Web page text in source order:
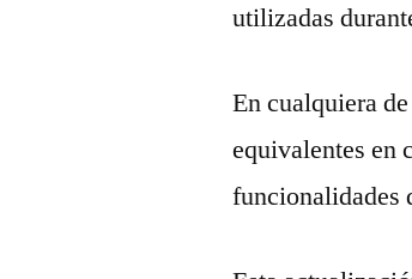
utilizadas
En cualquiera
equivalentes en
funcionalidades